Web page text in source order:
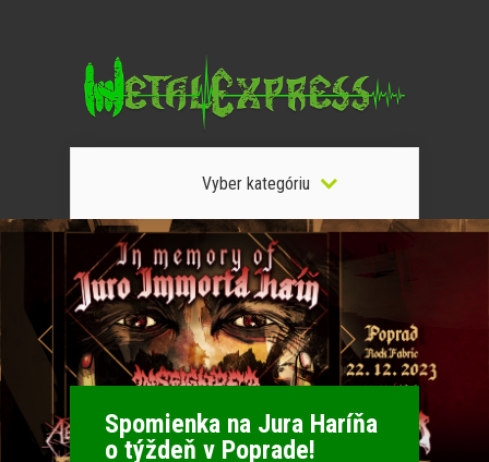
Vyber kategóriu
Spomienka na Jura Haríňa
o týždeň v Poprade!